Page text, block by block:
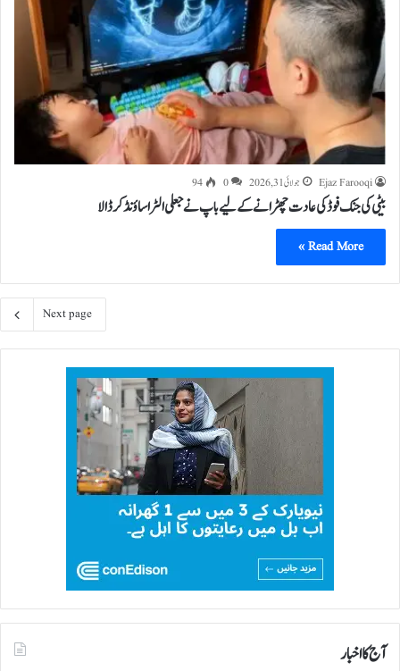
Ejaz Farooqi جولائی 31, 2026 0
94
بیٹی کی جنک فوڈ کی عادت چھڑانے کے لیے باپ نے جعلی الٹراساؤنڈ کر ڈالا
Read More »
Next page
آج کا اخبار